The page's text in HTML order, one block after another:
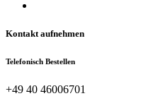
Kontakt aufnehmen
Telefonisch Bestellen
+49 40 46006701